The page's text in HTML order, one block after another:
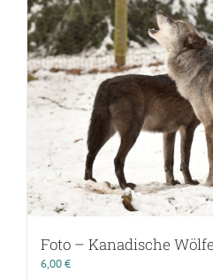
Foto – Kanadische
6,00€